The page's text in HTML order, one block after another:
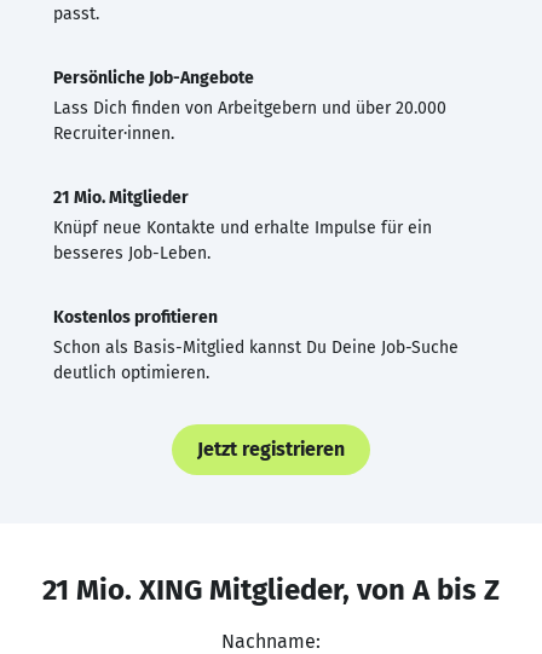
passt.
Persönliche Job-Angebote
Lass Dich finden von Arbeitgebern und über 20.000
Recruiter·innen.
21 Mio. Mitglieder
Knüpf neue Kontakte und erhalte Impulse für ein
besseres Job-Leben.
Kostenlos profitieren
Schon als Basis-Mitglied kannst Du Deine Job-Suche
deutlich optimieren.
Jetzt registrieren
21 Mio. XING Mitglieder, von A bis Z
Nachname: